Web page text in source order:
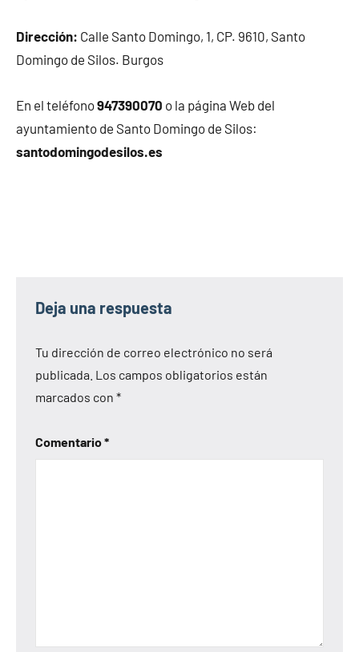
Dirección: Calle Santo Domingo, 1, CP. 9610, Santo
Domingo de Silos. Burgos
En el teléfono947390070 o la página Web del
ayuntamiento de Santo Domingo de Silos:
santodomingodesilos.es
Deja una respuesta
Tu dirección de correo electrónico no será
publicada. Los campos obligatorios están
marcados con *
Comentario*